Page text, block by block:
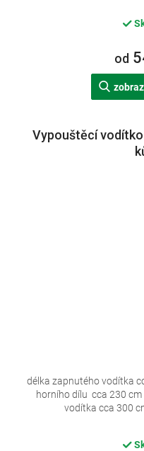
od
Vypouštěcí
délka zapnutého vodítka
horního dílu cca 230
vodítka cca 300